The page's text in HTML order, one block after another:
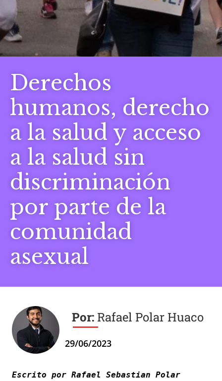
Derechos
humanos, derecho
a la salud y acceso
a la salud sin
discriminación
por parte de la
comunidad
asexual
Rafael Polar Huaco
Escrito por Rafael Sebastian Polar
29/06/2023